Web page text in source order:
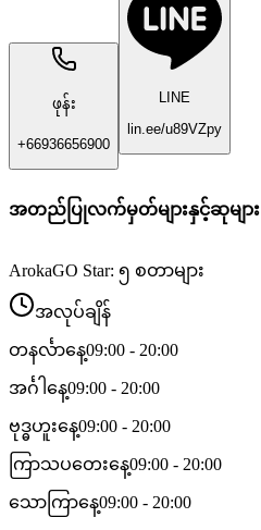
ဖုန်း
+66936656900
LINE
lin.ee/u89VZpy
အတည်ပြုလက်မှတ်များနှင့်ဆုများ
ArokaGO Star: ၅ စတာများ
အလုပ်ချိန်
တနင်္လာနေ့09:00 - 20:00
အင်္ဂါနေ့09:00 - 20:00
ဗုဒ္ဓဟူးနေ့09:00 - 20:00
ကြာသပတေးနေ့09:00 - 20:00
သောကြာနေ့09:00 - 20:00